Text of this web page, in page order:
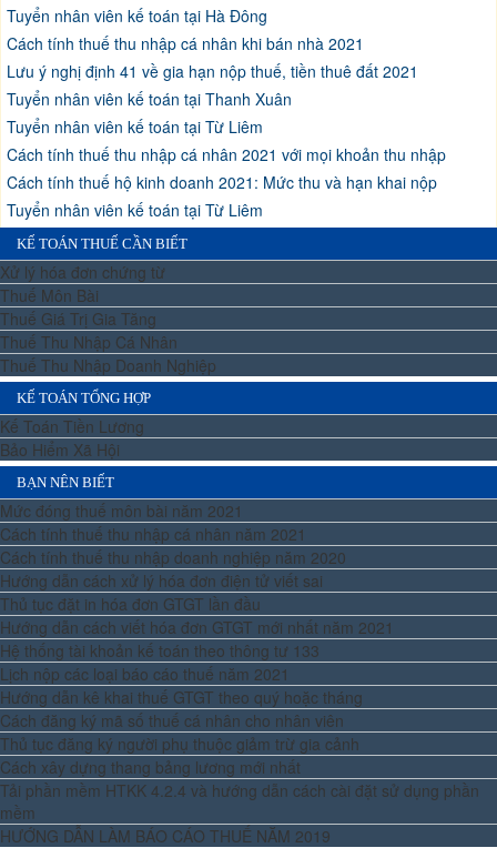
Tuyển nhân viên kế toán tại Hà Đông
Cách tính thuế thu nhập cá nhân khi bán nhà 2021
Lưu ý nghị định 41 về gia hạn nộp thuế, tiền thuê đất 2021
Tuyển nhân viên kế toán tại Thanh Xuân
Tuyển nhân viên kế toán tại Từ Liêm
Cách tính thuế thu nhập cá nhân 2021 với mọi khoản thu nhập
Cách tính thuế hộ kinh doanh 2021: Mức thu và hạn khai nộp
Tuyển nhân viên kế toán tại Từ Liêm
KẾ TOÁN THUẾ CẦN BIẾT
Xử lý hóa đơn chứng từ
Thuế Môn Bài
Thuế Giá Trị Gia Tăng
Thuế Thu Nhập Cá Nhân
Thuế Thu Nhập Doanh Nghiệp
KẾ TOÁN TỔNG HỢP
Kế Toán Tiền Lương
Bảo Hiểm Xã Hội
BẠN NÊN BIẾT
Mức đóng thuế môn bài năm 2021
Cách tính thuế thu nhập cá nhân năm 2021
Cách tính thuế thu nhập doanh nghiệp năm 2020
Hướng dẫn cách xử lý hóa đơn điện tử viết sai
Thủ tục đặt in hóa đơn GTGT lần đầu
Hướng dẫn cách viết hóa đơn GTGT mới nhất năm 2021
Hệ thống tài khoản kế toán theo thông tư 133
Lịch nộp các loại báo cáo thuế năm 2021
Hướng dẫn kê khai thuế GTGT theo quý hoặc tháng
Cách đăng ký mã số thuế cá nhân cho nhân viên
Thủ tục đăng ký người phụ thuộc giảm trừ gia cảnh
Cách xây dựng thang bảng lương mới nhất
Tải phần mềm HTKK 4.2.4 và hướng dẫn cách cài đặt sử dụng phần
mềm
HƯỚNG DẪN LÀM BÁO CÁO THUẾ NĂM 2019